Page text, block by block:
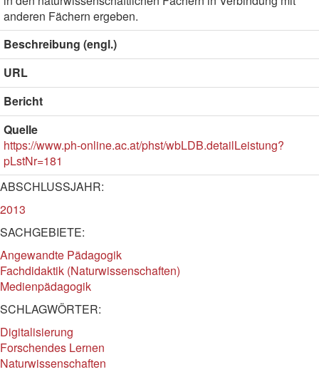
anderen Fächern ergeben.
Beschreibung (engl.)
URL
Bericht
Quelle
https://www.ph-online.ac.at/phst/wbLDB.detailLeistung?
pLstNr=181
ABSCHLUSSJAHR:
2013
SACHGEBIETE:
Angewandte Pädagogik
Fachdidaktik (Naturwissenschaften)
Medienpädagogik
SCHLAGWÖRTER:
Digitalisierung
Forschendes Lernen
Naturwissenschaften